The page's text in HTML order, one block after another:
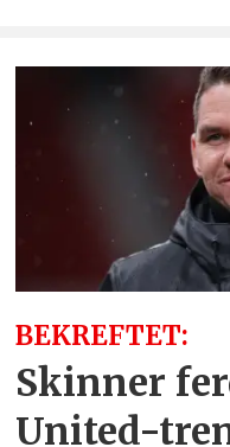
BEKREFTET:
Skinner
United-